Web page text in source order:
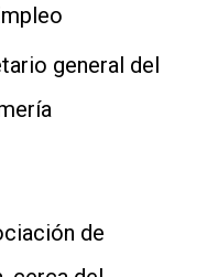
general del
de